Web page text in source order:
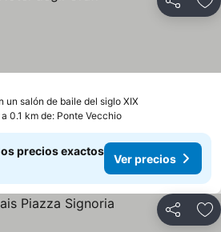
Compartir
un salón de baile del siglo XIX
a 0.1 km de: Ponte Vecchio
precios exactos
Ver precios
Compartir